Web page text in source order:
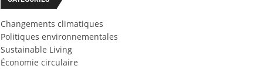
Changements climatiques
Politiques environnementales
Sustainable Living
Économie circulaire